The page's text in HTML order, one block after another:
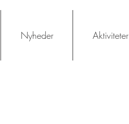
Nyheder Aktiviteter